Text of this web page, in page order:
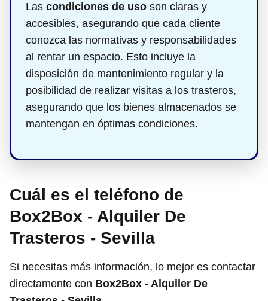
Las condiciones de uso son claras y
accesibles, asegurando que cada cliente
conozca las normativas y responsabilidades
al rentar un espacio. Esto incluye la
disposición de mantenimiento regular y la
posibilidad de realizar visitas a los trasteros,
asegurando que los bienes almacenados se
mantengan en óptimas condiciones.
Cuál es el teléfono de
Box2Box - Alquiler De
Trasteros - Sevilla
Si necesitas más información, lo mejor es contactar
directamente con Box2Box - Alquiler De